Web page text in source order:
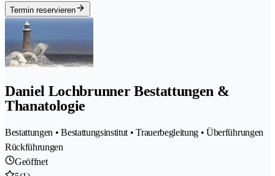
Termin reservieren
Daniel Lochbrunner Bestattungen &
Thanatologie
Bestattungen • Bestattungsinstitut • Trauerbegleitung • Überführungen
Rückführungen
Geöffnet